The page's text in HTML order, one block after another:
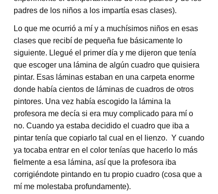
padres de los niños a los impartía esas clases).
Lo que me ocurrió a mí y a muchísimos niños en esas
clases que recibí de pequeña fue básicamente lo
siguiente. Llegué el primer día y me dijeron que tenía
que escoger una lámina de algún cuadro que quisiera
pintar. Esas láminas estaban en una carpeta enorme
donde había cientos de láminas de cuadros de otros
pintores. Una vez había escogido la lámina la
profesora me decía si era muy complicado para mí o
no. Cuando ya estaba decidido el cuadro que iba a
pintar tenía que copiarlo tal cual en el lienzo. Y cuando
ya tocaba entrar en el color tenías que hacerlo lo más
fielmente a esa lámina, así que la profesora iba
corrigiéndote pintando en tu propio cuadro (cosa que a
mí me molestaba profundamente).